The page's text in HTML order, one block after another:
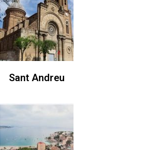
Sant Andreu